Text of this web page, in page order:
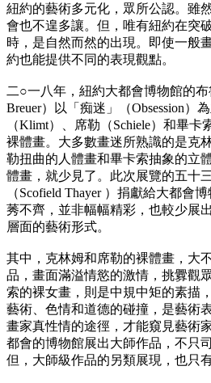
紐約的藝術多元化，眾所公認。雖
會也不遑多讓。但，唯有紐約在突
時，是自然而然的出現。即使一般
約也能提供不同的表現觀點。
二○一八年，紐約大都會博物館的
Breuer）以「痴迷」（Obsession）
（Klimt）、席勒（Schiele）和畢卡
裸體畫。大多數畫迷所熟識的是克
勒扭曲的人體畫和畢卡索抽象的立
體畫，就少見了。此次展覽的五十
（Scofield Thayer ）捐獻給大都會
莠不齊，並非幅幅精彩，也較少展
層面的藝術形式。
其中，克林姆和席勒的裸體畫，大
品，畫面滿溢情慾的激情，挑釁觀
索的裸女畫，則是中規中矩的素描
藝術、色情和道德的碰撞，是藝術
畫家真性情的途徑，才能窺見藝術
都會的博物館展出大師作品，不只
但，大師級作品的另類展現，也只